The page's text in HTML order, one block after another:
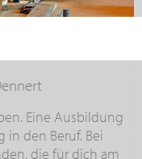
Eine Ausbildung
den Beruf. Bei
die für dich am